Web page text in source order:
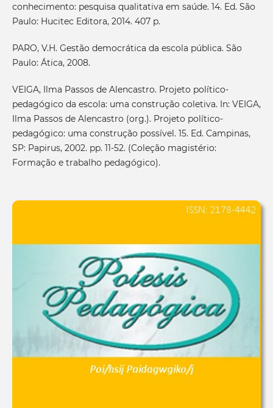
conhecimento: pesquisa qualitativa em saúde. 14. Ed. São
Paulo: Hucitec Editora, 2014. 407 p.
PARO, V.H. Gestão democrática da escola pública. São
Paulo: Ática, 2008.
VEIGA, Ilma Passos de Alencastro. Projeto político-
pedagógico da escola: uma construção coletiva. In: VEIGA,
Ilma Passos de Alencastro (org.). Projeto político-
pedagógico: uma construção possível. 15. Ed. Campinas,
SP: Papirus, 2002. pp. 11-52. (Coleção magistério:
Formação e trabalho pedagógico).